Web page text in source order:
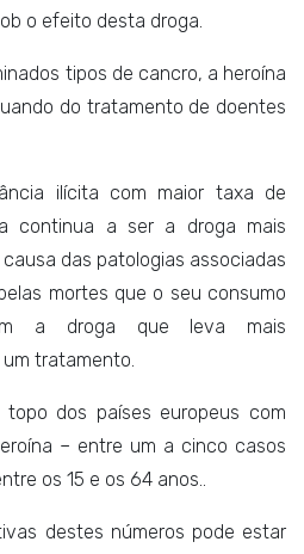
o efeito desta droga.
tipos de cancro, a heroína
do tratamento de doentes
ilícita com maior taxa de
continua a ser a droga mais
das patologias associadas
mortes que o seu consumo
a droga que leva mais
tratamento.
dos países europeus com
– entre um a cinco casos
os 15 e os 64 anos..
destes números pode estar